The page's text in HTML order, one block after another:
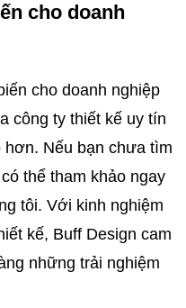
cho doanh
cho doanh nghiệp
công ty thiết kế uy tín
Nếu bạn chưa tìm
thể tham khảo ngay
tôi. Với kinh nghiệm
kế, Buff Design cam
những trải nghiệm